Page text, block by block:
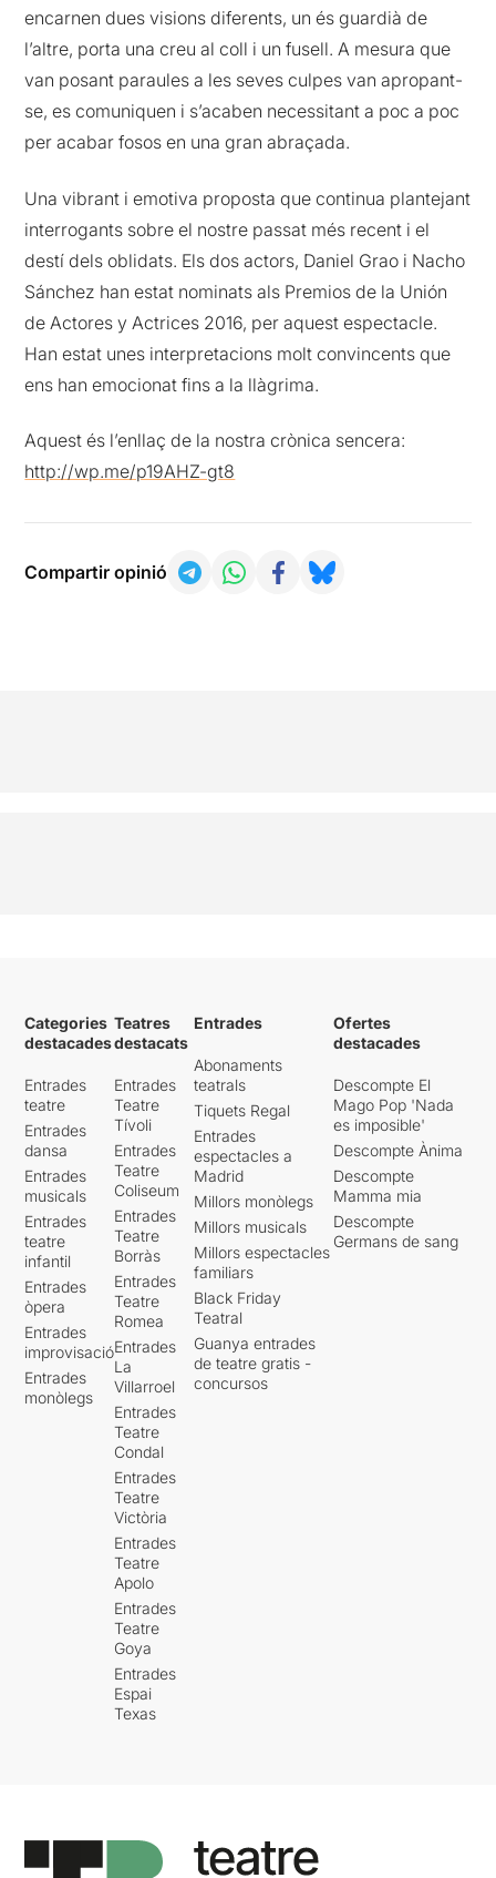
encarnen dues visions diferents, un és guardià de
l’altre, porta una creu al coll i un fusell. A mesura que
van posant paraules a les seves culpes van apropant-
se, es comuniquen i s’acaben necessitant a poc a poc
per acabar fosos en una gran abraçada.
Una vibrant i emotiva proposta que continua plantejant
interrogants sobre el nostre passat més recent i el
destí dels oblidats. Els dos actors, Daniel Grao i Nacho
Sánchez han estat nominats als Premios de la Unión
de Actores y Actrices 2016, per aquest espectacle.
Han estat unes interpretacions molt convincents que
ens han emocionat fins a la llàgrima.
Aquest és l’enllaç de la nostra crònica sencera:
http://wp.me/p19AHZ-gt8
Compartir opinió
Categories
destacades
Entrades
teatre
Entrades
dansa
Entrades
musicals
Entrades
teatre
infantil
Entrades
òpera
Entrades
improvisació
Entrades
monòlegs
Teatres
destacats
Entrades
Teatre
Tívoli
Entrades
Teatre
Coliseum
Entrades
Teatre
Borràs
Entrades
Teatre
Romea
Entrades
La
Villarroel
Entrades
Teatre
Condal
Entrades
Teatre
Victòria
Entrades
Teatre
Apolo
Entrades
Teatre
Goya
Entrades
Espai
Texas
Entrades
Abonaments
teatrals
Tiquets Regal
Entrades
espectacles a
Madrid
Millors monòlegs
Millors musicals
Millors espectacles
familiars
Black Friday
Teatral
Guanya entrades
de teatre gratis -
concursos
Ofertes
destacades
Descompte El
Mago Pop 'Nada
es imposible'
Descompte Ànima
Descompte
Mamma mia
Descompte
Germans de sang